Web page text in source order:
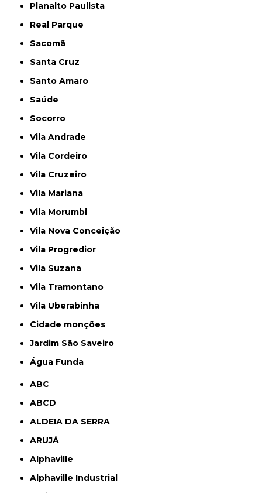
Planalto Paulista
Real Parque
Sacomã
Santa Cruz
Santo Amaro
Saúde
Socorro
Vila Andrade
Vila Cordeiro
Vila Cruzeiro
Vila Mariana
Vila Morumbi
Vila Nova Conceição
Vila Progredior
Vila Suzana
Vila Tramontano
Vila Uberabinha
cidade monções
jardim São Saveiro
Água Funda
ABC
ABCD
ALDEIA DA SERRA
ARUJÁ
Alphaville
Alphaville Industrial